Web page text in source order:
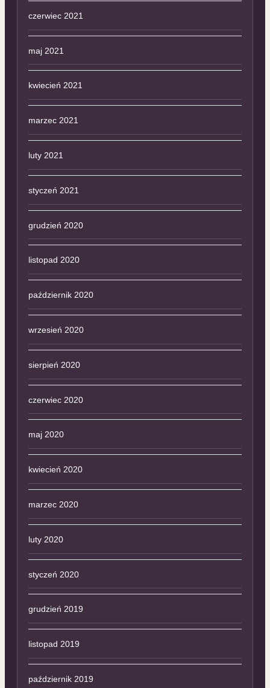
czerwiec 2021
maj 2021
kwiecień 2021
marzec 2021
luty 2021
styczeń 2021
grudzień 2020
listopad 2020
październik 2020
wrzesień 2020
sierpień 2020
czerwiec 2020
maj 2020
kwiecień 2020
marzec 2020
luty 2020
styczeń 2020
grudzień 2019
listopad 2019
październik 2019